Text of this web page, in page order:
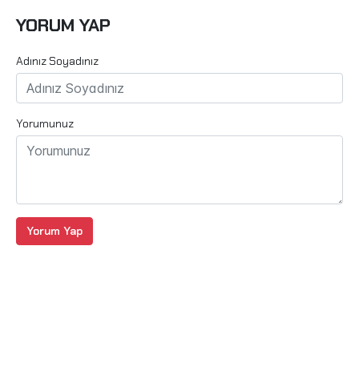
YORUM YAP
Adınız Soyadınız
Yorumunuz
Yorum Yap